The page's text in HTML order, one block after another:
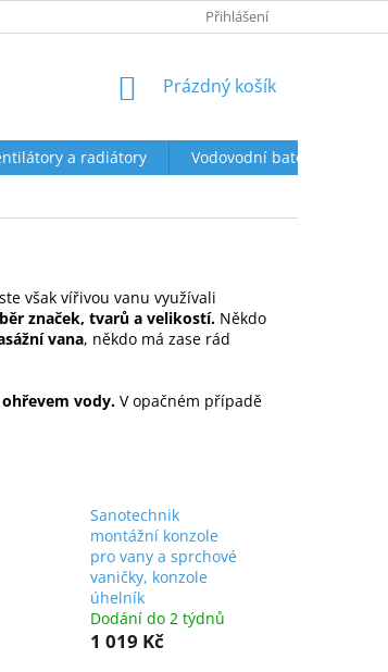
OBCHODNÍ PODMÍNKYPřihlášení
NÁKUPNÍ
Prázdný košík
a radiátory
Vodovodní baterie a
však vířivou vanu využívali
značek, tvarů a velikostí. Někdo
vana, někdo má zase rád
vody. V opačném případě
Sanotechnik
montážní konzole
pro vany a sprchové
vaničky, konzole
úhelník
Dodání do 2 týdnů
1 019 Kč